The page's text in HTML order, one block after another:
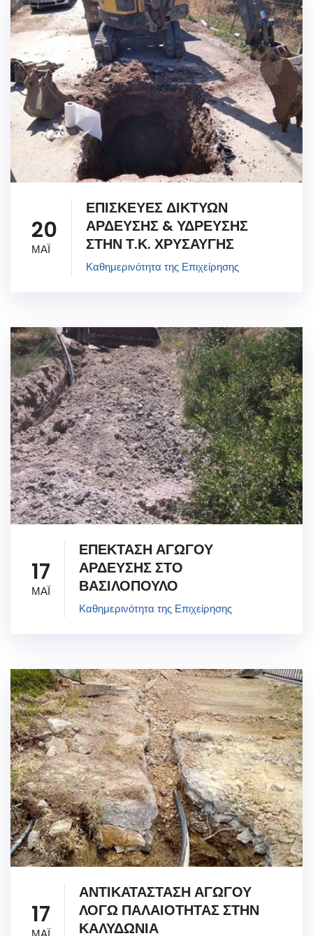
20
ΜΑΪ
ΕΠΙΣΚΕΥΕΣ ΔΙΚΤΥΩΝ
ΑΡΔΕΥΣΗΣ & ΥΔΡΕΥΣΗΣ
ΣΤΗΝ Τ.Κ. ΧΡΥΣΑΥΓΗΣ
Καθημερινότητα της Επιχείρησης
17
ΜΑΪ
ΕΠΕΚΤΑΣΗ ΑΓΩΓΟΥ
ΑΡΔΕΥΣΗΣ ΣΤΟ
ΒΑΣΙΛΟΠΟΥΛΟ
Καθημερινότητα της Επιχείρησης
17
ΑΝΤΙΚΑΤΑΣΤΑΣΗ ΑΓΩΓΟΥ
ΛΟΓΩ ΠΑΛΑΙΟΤΗΤΑΣ ΣΤΗΝ
ΚΑΛΥΔΩΝΙΑ